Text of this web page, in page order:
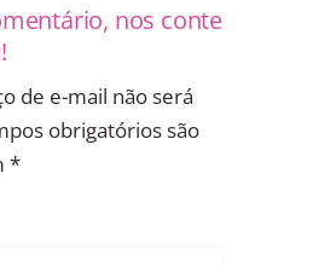
nos conte
de e-mail não será
obrigatórios são
*